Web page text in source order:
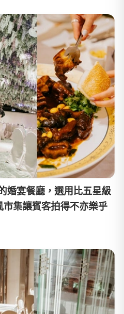
婚宴餐廳，選用比五星級
集讓賓客拍得不亦樂乎